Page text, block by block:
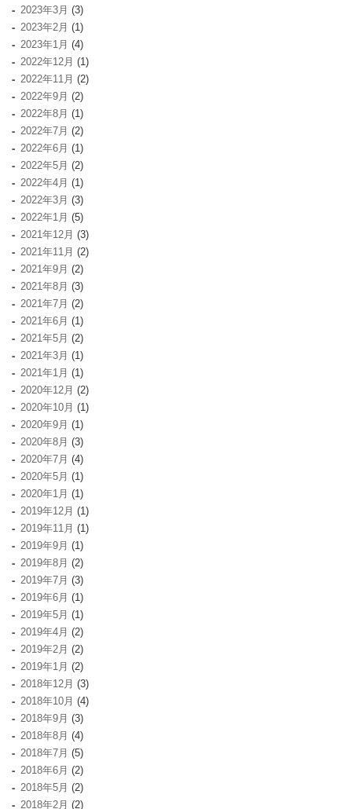
2023年3月 (3)
2023年2月 (1)
2023年1月 (4)
2022年12月 (1)
2022年11月 (2)
2022年9月 (2)
2022年8月 (1)
2022年7月 (2)
2022年6月 (1)
2022年5月 (2)
2022年4月 (1)
2022年3月 (3)
2022年1月 (5)
2021年12月 (3)
2021年11月 (2)
2021年9月 (2)
2021年8月 (3)
2021年7月 (2)
2021年6月 (1)
2021年5月 (2)
2021年3月 (1)
2021年1月 (1)
2020年12月 (2)
2020年10月 (1)
2020年9月 (1)
2020年8月 (3)
2020年7月 (4)
2020年5月 (1)
2020年1月 (1)
2019年12月 (1)
2019年11月 (1)
2019年9月 (1)
2019年8月 (2)
2019年7月 (3)
2019年6月 (1)
2019年5月 (1)
2019年4月 (2)
2019年2月 (2)
2019年1月 (2)
2018年12月 (3)
2018年10月 (4)
2018年9月 (3)
2018年8月 (4)
2018年7月 (5)
2018年6月 (2)
2018年5月 (2)
2018年2月 (2)